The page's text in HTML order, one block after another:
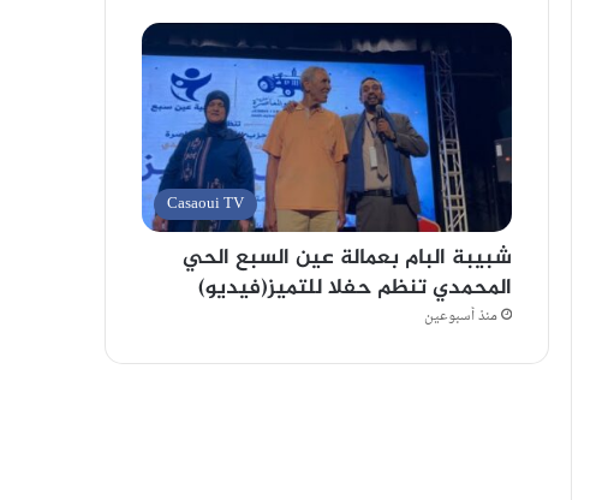
Casaoui TV
شبيبة البام بعمالة عين السبع الحي
المحمدي تنظم حفلا للتميز(فيديو)
منذ أسبوعين